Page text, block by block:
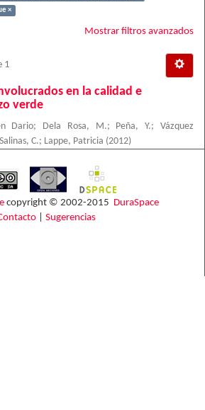
×
Mostrar filtros avanzados
1
en la calidad e
verde
Dario; Dela Rosa, M.; Peña, Y.;Vázquez
C.; Lappe, Patricia (2012)
copyright © 2002-2015 DuraSpace
| Sugerencias